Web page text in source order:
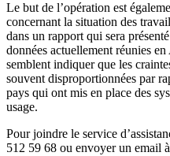
Le but de l’opération est
concernant la situation des
dans un rapport qui sera
données actuellement réunies
semblent indiquer que les
souvent disproportionnées par
pays qui ont mis en place des
usage.
Pour joindre le service
512 59 68 ou envoyer un email à